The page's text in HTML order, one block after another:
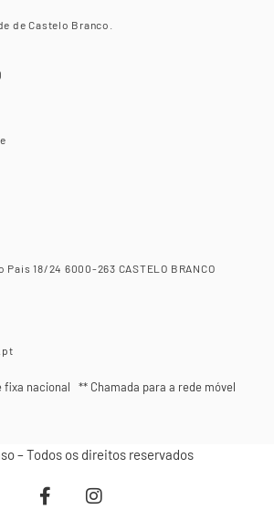
de Castelo Branco.
Pais 18/24 6000-263 CASTELO BRANCO
fixa nacional ** Chamada para a rede móvel
– Todos os direitos reservados